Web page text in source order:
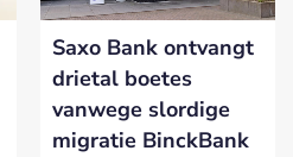
Saxo Bank ontvangt
drietal boetes
vanwege slordige
migratie BinckBank